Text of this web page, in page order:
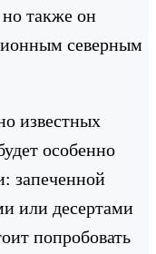
также он
северным
известных
особенно
запеченной
или десертами
попробовать